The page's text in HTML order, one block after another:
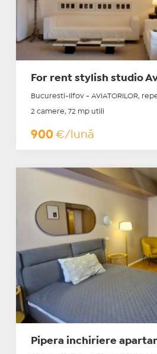
For rent stylish studio
Bucuresti-Ilfov - AVIATORILOR,
2 camere, 72 mp utili
900 €/lună
Pipera inchiriere